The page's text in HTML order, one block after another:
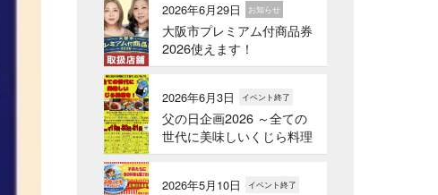
2026年6月29日 お知らせ
大阪市プレミアム付商品券
2026使えます！
2026年6月3日 イベント終了
父の日企画2026 ～全ての
世代に美味しいくじら料理
を！～
2026年5月10日 イベント終了